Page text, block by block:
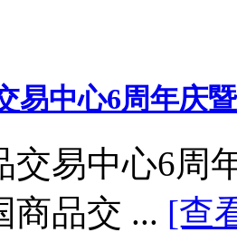
易中心6周年庆
交易中心6周
商品交 ... [查